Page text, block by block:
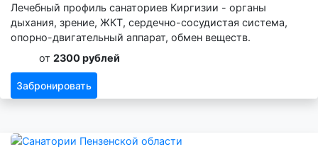
Лечебный профиль санаториев Киргизии - органы
дыхания, зрение, ЖКТ, сердечно-сосудистая система,
опорно-двигательный аппарат, обмен веществ.
от 2300 рублей
Забронировать